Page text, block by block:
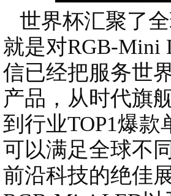
世界杯汇聚了
就是对RGB-Mini
信已经把服务世
产品，从时代旗
到行业TOP1爆款
可以满足全球不
前沿科技的绝佳